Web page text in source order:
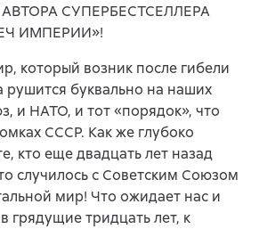
СУПЕРБЕСТСЕЛЛЕРА
ИМПЕРИИ»!
который возник после гибели
рушится буквально на наших
и НАТО, и тот «порядок», что
СССР. Как же глубоко
кто еще двадцать лет назад
случилось с Советским Союзом
мир! Что ожидает нас и
грядущие тридцать лет, к